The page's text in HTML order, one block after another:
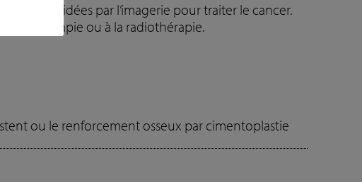
guidées par l’imagerie pour traiter le cancer.
ou à la radiothérapie.
ou le renforcement osseux par cimentoplastie